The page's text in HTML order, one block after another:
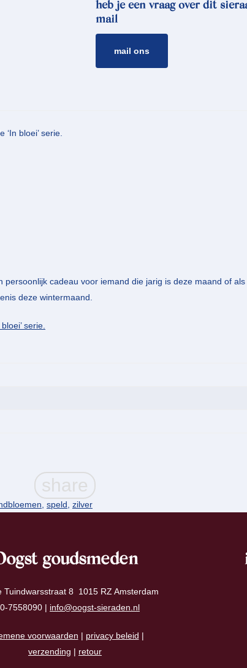
heb je een vraag over dit
mail
mail ons
bloei’ serie.
cadeau voor iemand die jarig is deze maand of
deze wintermaand.
serie.
speld zilver
goudsmeden
Tuindwarsstraat 8 1015 RZ Amsterdam
7558090 | info@oogst-sieraden.nl
voorwaarden | privacy beleid |
verzending | retour